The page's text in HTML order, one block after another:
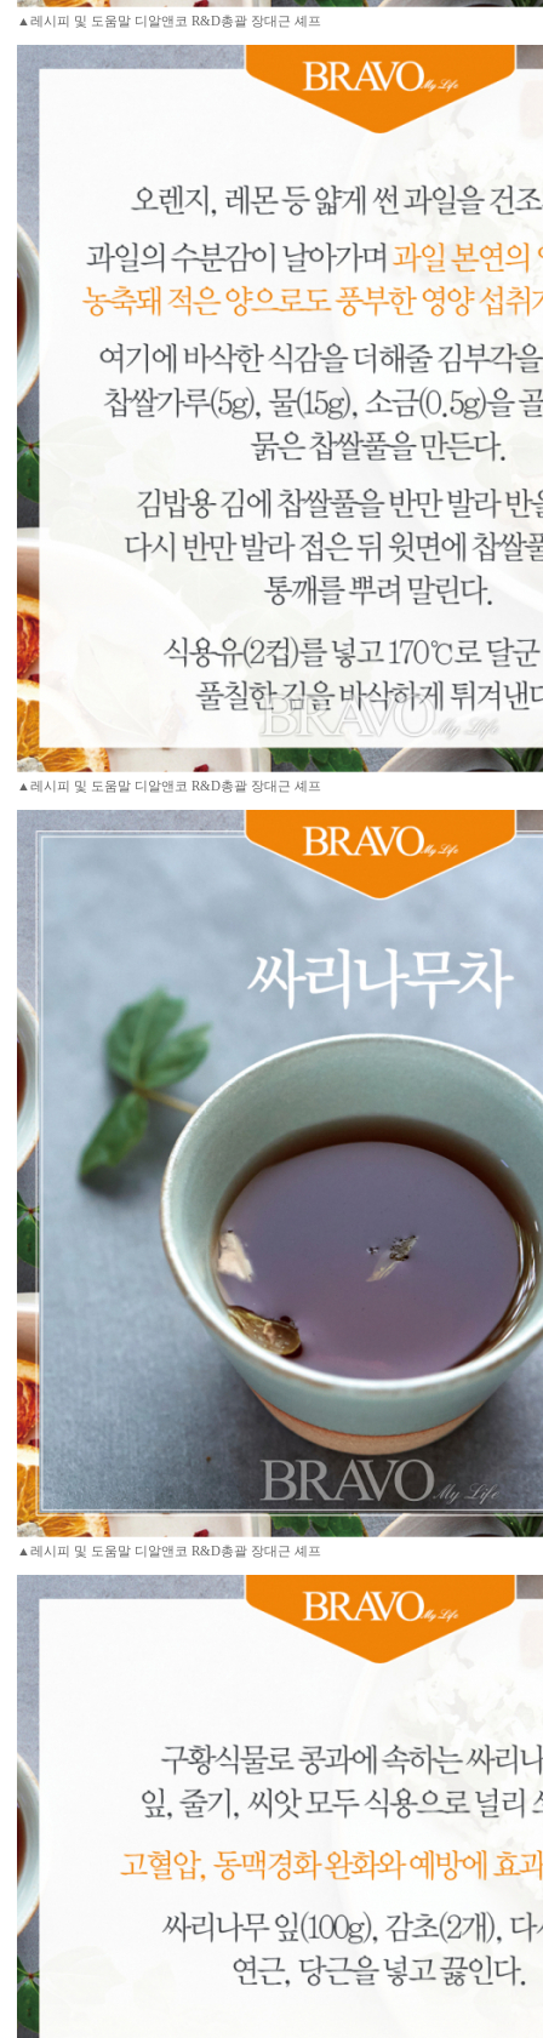
▲레시피 및 도움말 디알앤코 R&D총괄 장대근 셰프
▲레시피 및 도움말 디알앤코 R&D총괄 장대근 셰프
▲레시피 및 도움말 디알앤코 R&D총괄 장대근 셰프